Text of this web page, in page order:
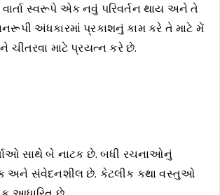
સ્વરૂપે એક નવું પરિવર્તન થાય અને તે
અંધકારમાં પ્રકાશનું કામ કરે તે માટે મેં
ચીતરવા માટે પ્રયત્ન કરે છે.
સાથે બે નાટક છે. બધી રચનાઓનું
અને સંવેદનશીલ છે. કેટલીક કથા વસ્તુઓ